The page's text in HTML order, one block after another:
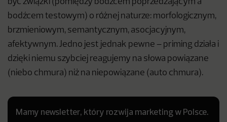
być związki (pomiędzy bodźcem poprzedzającym a
bodźcem testowym) o różnej naturze: morfologicznym,
brzmieniowym, semantycznym, asocjacyjnym,
afektywnym. Jedno jest jednak pewne – priming działa i
dzięki niemu szybciej reagujemy na słowa powiązane
(niebo chmura) niż na niepowiązane (auto chmura).
Mamy newsletter, który rozwija marketing w Polsce.